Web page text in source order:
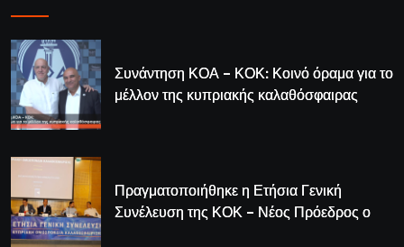
Συνάντηση ΚΟΑ – ΚΟΚ: Κοινό όραμα για το
μέλλον της κυπριακής καλαθόσφαιρας
Πραγματοποιήθηκε η Ετήσια Γενική
Συνέλευση της ΚΟΚ – Νέος Πρόεδρος ο